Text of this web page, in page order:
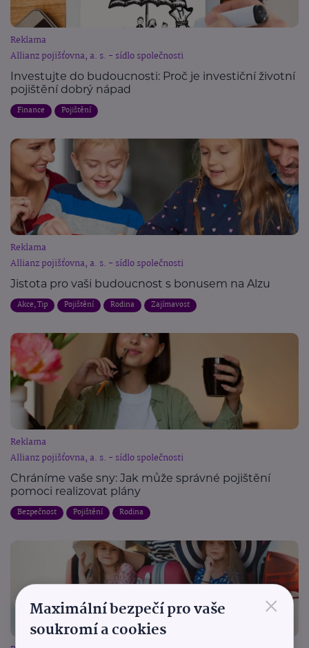
Reklama
Allianz pojišťovna, a. s. - sídlo společnosti
Investujte do budoucnosti: Proč je investiční životní
pojištění dobrý nápad
Finance Pojištění
Reklama
Allianz pojišťovna, a. s. - sídlo společnosti
Jistota pro vaši budoucnost s bonusem na Alzu
Akce, Tip Pojištění Rodina Zajímavost
Reklama
Allianz pojišťovna, a. s. - sídlo společnosti
Chráníme vaše sny: Jak může správné pojištění
pomoci realizovat plány
Bezpečnost Pojištění Rodina
×
Maximální bezpečí pro vaše
soukromí a cookies